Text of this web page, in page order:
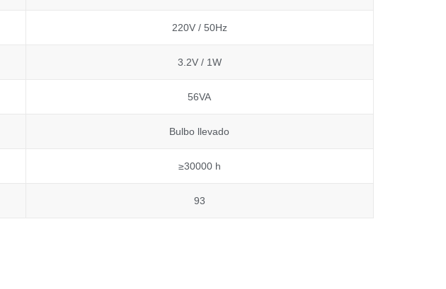
220V / 50Hz
3.2V / 1W
56VA
Bulbo llevado
≥30000 h
93